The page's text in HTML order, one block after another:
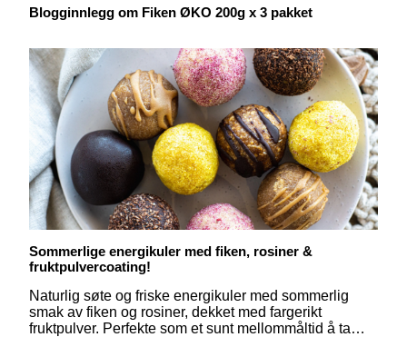
Blogginnlegg om Fiken ØKO 200g x 3 pakket
Sommerlige energikuler med fiken, rosiner &
fruktpulvercoating!
Naturlig søte og friske energikuler med sommerlig
smak av fiken og rosiner, dekket med fargerikt
fruktpulver. Perfekte som et sunt mellommåltid å ta